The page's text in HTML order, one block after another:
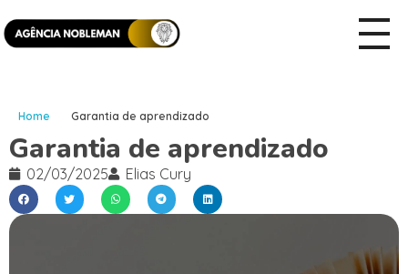
Home Garantia de aprendizado
Garantia de aprendizado
02/03/2025 Elias Cury